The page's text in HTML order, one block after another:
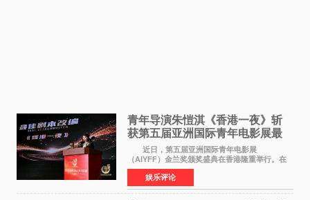
青年导演朱愷淇《香港一夜》斩
获第五届亚洲国际青年电影展最
佳剧本改编奖
近日，第五届亚洲国际青年电影展
（AIYFF）金兰奖颁奖盛典在香港隆重举行。在
这场汇聚数百位海内外电影人、文化界人士及媒
体代表的亚洲青年影视盛会上，香港本土电影
《香港一夜》（Dawn in Ho
娱乐评论